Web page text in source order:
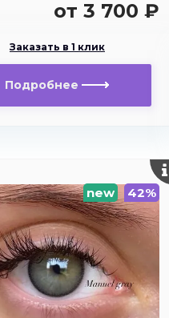
от 3 700 ₽
Заказать в 1 клик
Подробнее
new 42%